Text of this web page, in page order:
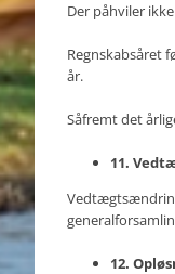
Der påhviler
Regnskabsåret
år.
Såfremt det
11.
12.